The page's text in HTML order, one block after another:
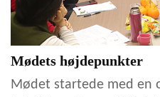
Mødets højdepunkter
Mødet startede med en